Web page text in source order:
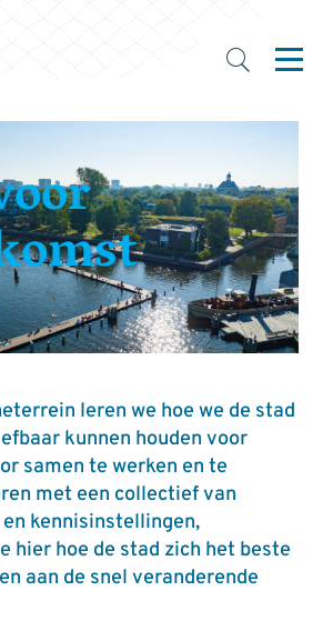
leren we hoe we de stad
kunnen houden voor
samen te werken en te
met een collectief van
kennisinstellingen,
hier hoe de stad zich het beste
aan de snel veranderende